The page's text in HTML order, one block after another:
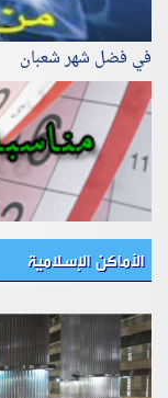
في فضل شهر شعبان
الأماكن الإسلامية